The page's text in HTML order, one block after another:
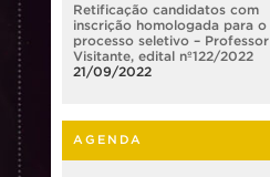
Retificação candidatos com
inscrição homologada para o
processo seletivo – Professor
Visitante, edital nº122/2022
21/09/2022
AGENDA